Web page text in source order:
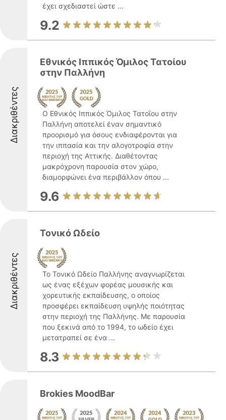
έχει σχεδιαστεί ώστε ...
9.2
Διακριθέντες
Εθνικός Ιππικός Όμιλος Τατοίου
στην Παλλήνη
Ο Εθνικός Ιππικός Όμιλος Τατοΐου στην
Παλλήνη αποτελεί έναν σημαντικό
προορισμό για όσους ενδιαφέρονται για
την ιππασία και την αλογοτροφία στην
περιοχή της Αττικής. Διαθέτοντας
μακρόχρονη παρουσία στον χώρο,
διαμορφώνει ένα περιβάλλον όπου ...
9.6
Διακριθέντες
Τονικό Ωδείο
Το Τονικό Ωδείο Παλλήνης αναγνωρίζεται
ως ένας εξέχων φορέας μουσικής και
χορευτικής εκπαίδευσης, ο οποίος
προσφέρει εκπαίδευση υψηλής ποιότητας
στην περιοχή της Παλλήνης. Με παρουσία
που ξεκινά από το 1994, το ωδείο έχει
μετατραπεί σε ένα ...
8.3
Brokies MoodBar